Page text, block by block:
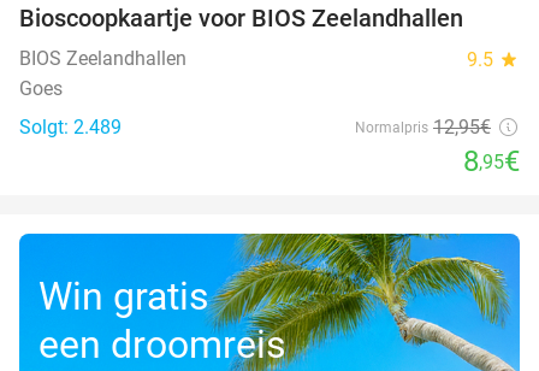
Bioscoopkaartje voor BIOS Zeelandhallen
BIOS Zeelandhallen 9.5 star
Goes
Solgt: 2.489
Normalpris 12,95€
8,95€
Win gratis
een droomreis